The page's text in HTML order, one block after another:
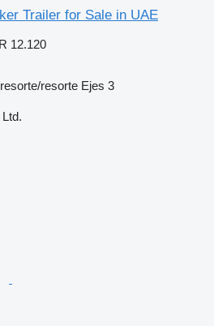
Trailer for Sale in UAE
12.120
resorte/resorte Ejes 3